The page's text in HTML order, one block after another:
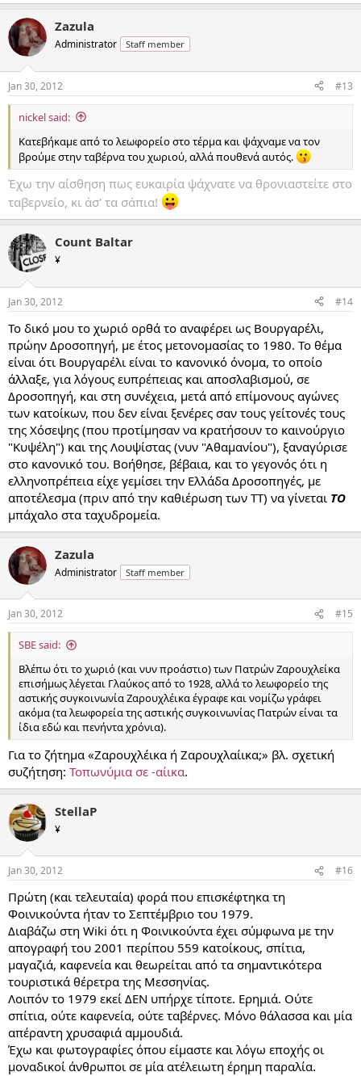
Zazula
Administrator Staff member
Jan 30, 2012 #13
nickel said:
Κατεβήκαμε από το λεωφορείο στο τέρμα και ψάχναμε να τον
βρούμε στην ταβέρνα του χωριού, αλλά πουθενά αυτός.
Έχω την αίσθηση πως ευκαιρία ψάχνατε να θρονιαστείτε στο
ταβερνείο, κι άσ' τα σάπια!
Count Baltar
¥
Jan 30, 2012 #14
Το δικό μου το χωριό ορθά το αναφέρει ως Βουργαρέλι,
πρώην Δροσοπηγή, με έτος μετονομασίας το 1980. Το θέμα
είναι ότι Βουργαρέλι είναι το κανονικό όνομα, το οποίο
άλλαξε, για λόγους ευπρέπειας και αποσλαβισμού, σε
Δροσοπηγή, και στη συνέχεια, μετά από επίμονους αγώνες
των κατοίκων, που δεν είναι ξενέρες σαν τους γείτονές τους
της Χόσεψης (που προτίμησαν να κρατήσουν το καινούργιο
"Κυψέλη") και της Λουψίστας (νυν "Αθαμανίου"), ξαναγύρισε
στο κανονικό του. Βοήθησε, βέβαια, και το γεγονός ότι η
ελληνοπρέπεια είχε γεμίσει την Ελλάδα Δροσοπηγές, με
αποτέλεσμα (πριν από την καθιέρωση των ΤΤ) να γίνεται ΤΟ
μπάχαλο στα ταχυδρομεία.
Zazula
Administrator Staff member
Jan 30, 2012 #15
SBE said:
Βλέπω ότι το χωριό (και νυν προάστιο) των Πατρών Ζαρουχλείκα
επισήμως λέγεται Γλαύκος από το 1928, αλλά το λεωφορείο της
αστικής συγκοινωνία Ζαρουχλέικα έγραφε και νομίζω γράφει
ακόμα (τα λεωφορεία της αστικής συγκοινωνίας Πατρών είναι τα
ίδια εδώ και πενήντα χρόνια).
Για το ζήτημα «Ζαρουχλέικα ή Ζαρουχλαίικα;» βλ. σχετική
συζήτηση: Τοπωνύμια σε -αίικα.
StellaP
¥
Jan 30, 2012 #16
Πρώτη (και τελευταία) φορά που επισκέφτηκα τη
Φοινικούντα ήταν το Σεπτέμβριο του 1979.
Διαβάζω στη Wiki ότι η Φοινικούντα έχει σύμφωνα με την
απογραφή του 2001 περίπου 559 κατοίκους, σπίτια,
μαγαζιά, καφενεία και θεωρείται από τα σημαντικότερα
τουριστικά θέρετρα της Μεσσηνίας.
Λοιπόν το 1979 εκεί ΔΕΝ υπήρχε τίποτε. Ερημιά. Ούτε
σπίτια, ούτε καφενεία, ούτε ταβέρνες. Μόνο θάλασσα και μία
απέραντη χρυσαφιά αμμουδιά.
Έχω και φωτογραφίες όπου είμαστε και λόγω εποχής οι
μοναδικοί άνθρωποι σε μία ατέλειωτη έρημη παραλία.